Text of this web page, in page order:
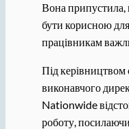
Вона припустила,
бути корисною
працівникам
Під керівництвом
виконавчого
Nationwide
роботу,